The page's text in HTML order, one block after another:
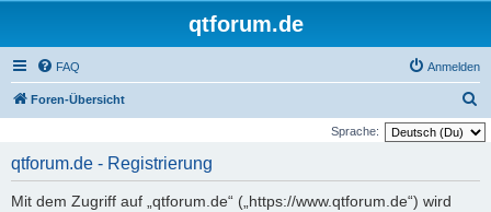
qtforum.de
FAQ Anmelden
Foren-Übersicht
u
Sprache:
qtforum.de - Registrierung
Mit dem Zugriff auf „qtforum.de“ („https://www.qtforum.de“) wird